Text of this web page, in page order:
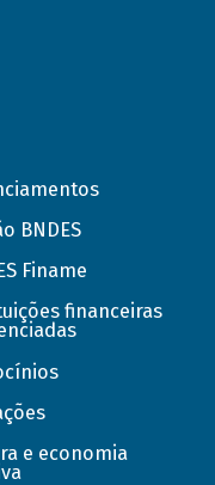
BNDES
Finame
financeiras
e economia